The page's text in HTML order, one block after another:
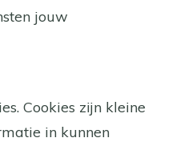
jouw
Cookies zijn kleine
in kunnen